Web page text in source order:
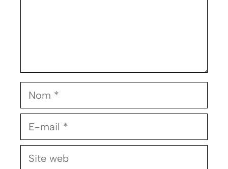
Nom
E-
Site